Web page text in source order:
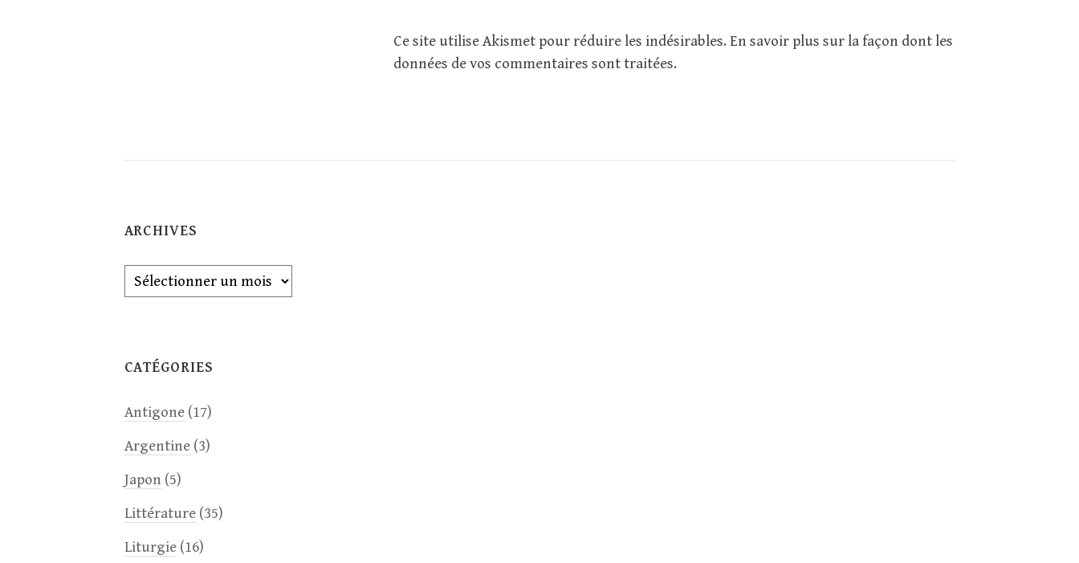
Ce site utilise Akismet pour réduire les indésirables. En savoir plus sur la façon dont les
données de vos commentaires sont traitées.
ARCHIVES
Archives
CATÉGORIES
Antigone(17)
Argentine(3)
Japon (5)
Littérature(35)
Liturgie(16)